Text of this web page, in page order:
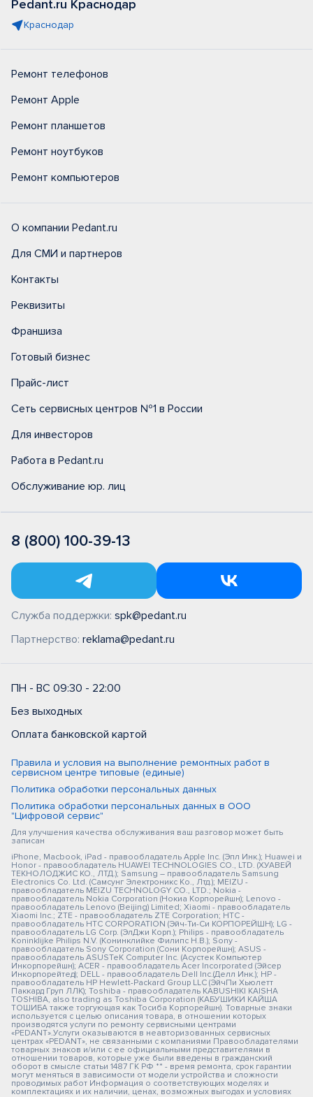
Pedant.ru Краснодар
Краснодар
Ремонт телефонов
Ремонт Apple
Ремонт планшетов
Ремонт ноутбуков
Ремонт компьютеров
О компании Pedant.ru
Для СМИ и партнеров
Контакты
Реквизиты
Франшиза
Готовый бизнес
Прайс-лист
Сеть сервисных центров №1 в России
Для инвесторов
Работа в Pedant.ru
Обслуживание юр. лиц
8 (800) 100-39-13
Служба поддержки: spk@pedant.ru
Партнерство: reklama@pedant.ru
ПН - ВС 09:30 - 22:00
Без выходных
Оплата банковской картой
Правила и условия на выполнение ремонтных работ в
сервисном центре типовые (единые)
Политика обработки персональных данных
Политика обработки персональных данных в ООО
"Цифровой сервис"
Для улучшения качества обслуживания ваш разговор может быть
записан
iPhone, Macbook, iPad - правообладатель Apple Inc. (Эпл Инк.); Huawei и
Honor - правообладатель HUAWEI TECHNOLOGIES CO., LTD. (ХУАВЕЙ
ТЕКНОЛОДЖИС КО., ЛТД.); Samsung – правообладатель Samsung
Electronics Co. Ltd. (Самсунг Электроникс Ко., Лтд.); MEIZU -
правообладатель MEIZU TECHNOLOGY CO., LTD.; Nokia -
правообладатель Nokia Corporation (Нокиа Корпорейшн); Lenovo -
правообладатель Lenovo (Beijing) Limited; Xiaomi - правообладатель
Xiaomi Inc.; ZTE - правообладатель ZTE Corporation; HTC -
правообладатель HTC CORPORATION (Эйч-Ти-Си КОРПОРЕЙШН); LG -
правообладатель LG Corp. (ЭлДжи Корп.); Philips - правообладатель
Koninklijke Philips N.V. (Конинклийке Филипс Н.В.); Sony -
правообладатель Sony Corporation (Сони Корпорейшн); ASUS -
правообладатель ASUSTeK Computer Inc. (Асустек Компьютер
Инкорпорейшн); ACER - правообладатель Acer Incorporated (Эйсер
Инкорпорейтед); DELL - правообладатель Dell Inc.(Делл Инк.); HP -
правообладатель HP Hewlett-Packard Group LLC (ЭйчПи Хьюлетт
Паккард Груп ЛЛК); Toshiba - правообладатель KABUSHIKI KAISHA
TOSHIBA, also trading as Toshiba Corporation (КАБУШИКИ КАЙША
ТОШИБА также торгующая как Тосиба Корпорейшн). Товарные знаки
используется с целью описания товара, в отношении которых
производятся услуги по ремонту сервисными центрами
«PEDANT».Услуги оказываются в неавторизованных сервисных
центрах «PEDANT», не связанными с компаниями Правообладателями
товарных знаков и/или с ее официальными представителями в
отношении товаров, которые уже были введены в гражданский
оборот в смысле статьи 1487 ГК РФ ** - время ремонта, срок гарантии
могут меняться в зависимости от модели устройства и сложности
проводимых работ Информация о соответствующих моделях и
комплектациях и их наличии, ценах, возможных выгодах и условиях